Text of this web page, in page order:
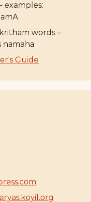
examples:
words –
namaha
Guide